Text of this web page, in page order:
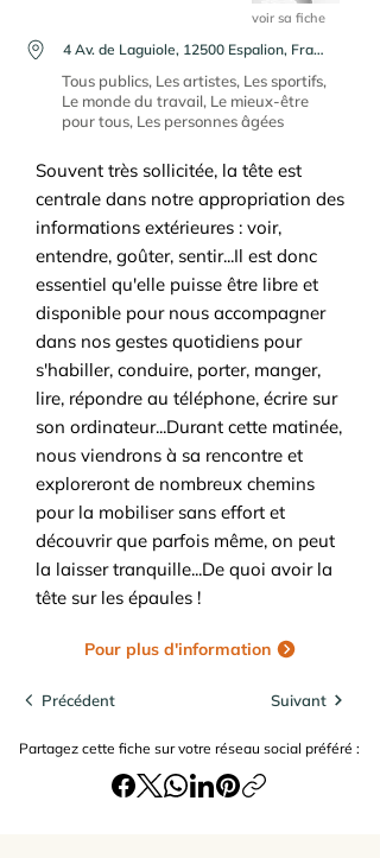
voir sa fiche
4 Av. de Laguiole, 12500 Espalion, France
Tous publics, Les artistes, Les sportifs,
Le monde du travail, Le mieux-être
pour tous, Les personnes âgées
Souvent très sollicitée, la tête est
centrale dans notre appropriation des
informations extérieures : voir,
entendre, goûter, sentir...Il est donc
essentiel qu'elle puisse être libre et
disponible pour nous accompagner
dans nos gestes quotidiens pour
s'habiller, conduire, porter, manger,
lire, répondre au téléphone, écrire sur
son ordinateur...Durant cette matinée,
nous viendrons à sa rencontre et
exploreront de nombreux chemins
pour la mobiliser sans effort et
découvrir que parfois même, on peut
la laisser tranquille...De quoi avoir la
tête sur les épaules !
Pour plus d'information
Précédent Suivant
Partagez cette fiche sur votre réseau social préféré :